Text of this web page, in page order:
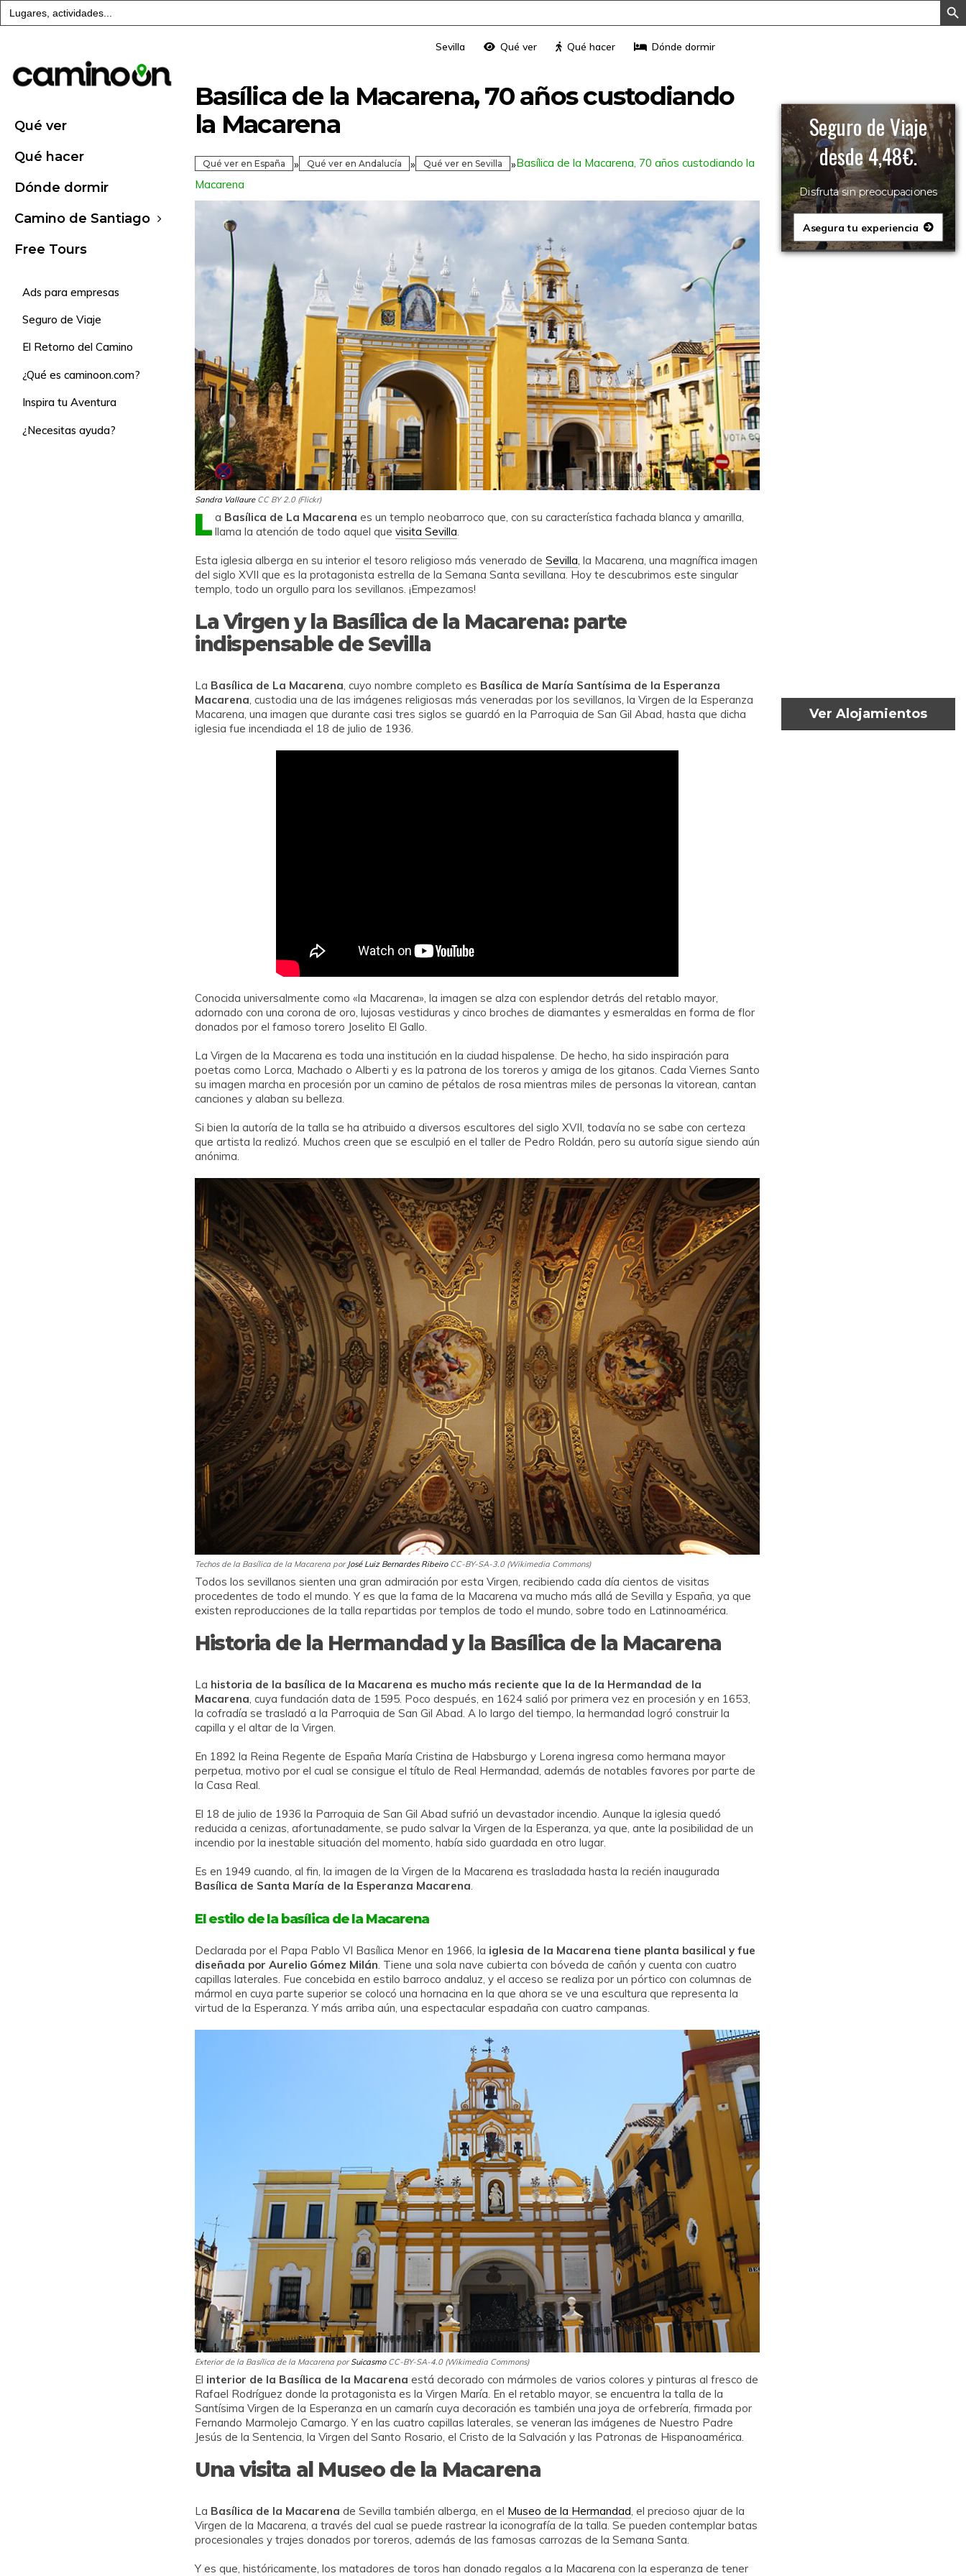
Buscar:
Qué ver
Qué hacer
Dónde dormir
Camino de Santiago
Free Tours
Ads para empresas
Seguro de Viaje
El Retorno del Camino
¿Qué es caminoon.com?
Inspira tu Aventura
¿Necesitas ayuda?
Sevilla Qué ver Qué hacer Dónde dormir
Basílica de la Macarena, 70 años custodiando
la Macarena
Qué ver en España » Qué ver en Andalucía » Qué ver en Sevilla »Basílica de la Macarena, 70 años custodiando la
Macarena
Sandra VallaureCC BY 2.0 (Flickr)
L a Basílica de La Macarena es un templo neobarroco que, con su característica fachada blanca y amarilla,
llama la atención de todo aquel que visita Sevilla.
Esta iglesia alberga en su interior el tesoro religioso más venerado de Sevilla, la Macarena, una magnífica imagen
del siglo XVII que es la protagonista estrella de la Semana Santa sevillana. Hoy te descubrimos este singular
templo, todo un orgullo para los sevillanos. ¡Empezamos!
La Virgen y la Basílica de la Macarena: parte
indispensable de Sevilla
La Basílica de La Macarena, cuyo nombre completo es Basílica de María Santísima de la Esperanza
Macarena, custodia una de las imágenes religiosas más veneradas por los sevillanos, la Virgen de la Esperanza
Macarena, una imagen que durante casi tres siglos se guardó en la Parroquia de San Gil Abad, hasta que dicha
iglesia fue incendiada el 18 de julio de 1936.
Conocida universalmente como «la Macarena», la imagen se alza con esplendor detrás del retablo mayor,
adornado con una corona de oro, lujosas vestiduras y cinco broches de diamantes y esmeraldas en forma de flor
donados por el famoso torero Joselito El Gallo.
La Virgen de la Macarena es toda una institución en la ciudad hispalense. De hecho, ha sido inspiración para
poetas como Lorca, Machado o Alberti y es la patrona de los toreros y amiga de los gitanos. Cada Viernes Santo
su imagen marcha en procesión por un camino de pétalos de rosa mientras miles de personas la vitorean, cantan
canciones y alaban su belleza.
Si bien la autoría de la talla se ha atribuido a diversos escultores del siglo XVII, todavía no se sabe con certeza
que artista la realizó. Muchos creen que se esculpió en el taller de Pedro Roldán, pero su autoría sigue siendo aún
anónima.
Techos de la Basílica de la Macarena porJosé Luiz Bernardes RibeiroCC-BY-SA-3.0 (Wikimedia Commons)
Todos los sevillanos sienten una gran admiración por esta Virgen, recibiendo cada día cientos de visitas
procedentes de todo el mundo. Y es que la fama de la Macarena va mucho más allá de Sevilla y España, ya que
existen reproducciones de la talla repartidas por templos de todo el mundo, sobre todo en Latinnoamérica.
Historia de la Hermandad y la Basílica de la Macarena
La historia de la basílica de la Macarena es mucho más reciente que la de la Hermandad de la
Macarena, cuya fundación data de 1595. Poco después, en 1624 salió por primera vez en procesión y en 1653,
la cofradía se trasladó a la Parroquia de San Gil Abad. A lo largo del tiempo, la hermandad logró construir la
capilla y el altar de la Virgen.
En 1892 la Reina Regente de España María Cristina de Habsburgo y Lorena ingresa como hermana mayor
perpetua, motivo por el cual se consigue el título de Real Hermandad, además de notables favores por parte de
la Casa Real.
El 18 de julio de 1936 la Parroquia de San Gil Abad sufrió un devastador incendio. Aunque la iglesia quedó
reducida a cenizas, afortunadamente, se pudo salvar la Virgen de la Esperanza, ya que, ante la posibilidad de un
incendio por la inestable situación del momento, había sido guardada en otro lugar.
Es en 1949 cuando, al fin, la imagen de la Virgen de la Macarena es trasladada hasta la recién inaugurada
Basílica de Santa María de la Esperanza Macarena.
El estilo de la basílica de la Macarena
Declarada por el Papa Pablo VI Basílica Menor en 1966, la iglesia de la Macarena tiene planta basilical y fue
diseñada por Aurelio Gómez Milán. Tiene una sola nave cubierta con bóveda de cañón y cuenta con cuatro
capillas laterales. Fue concebida en estilo barroco andaluz, y el acceso se realiza por un pórtico con columnas de
mármol en cuya parte superior se colocó una hornacina en la que ahora se ve una escultura que representa la
virtud de la Esperanza. Y más arriba aún, una espectacular espadaña con cuatro campanas.
Exterior de la Basílica de la Macarena porSuicasmoCC-BY-SA-4.0 (Wikimedia Commons)
El interior de la Basílica de la Macarena está decorado con mármoles de varios colores y pinturas al fresco de
Rafael Rodríguez donde la protagonista es la Virgen María. En el retablo mayor, se encuentra la talla de la
Santísima Virgen de la Esperanza en un camarín cuya decoración es también una joya de orfebrería, firmada por
Fernando Marmolejo Camargo. Y en las cuatro capillas laterales, se veneran las imágenes de Nuestro Padre
Jesús de la Sentencia, la Virgen del Santo Rosario, el Cristo de la Salvación y las Patronas de Hispanoamérica.
Una visita al Museo de la Macarena
La Basílica de la Macarena de Sevilla también alberga, en el Museo de la Hermandad, el precioso ajuar de la
Virgen de la Macarena, a través del cual se puede rastrear la iconografía de la talla. Se pueden contemplar batas
procesionales y trajes donados por toreros, además de las famosas carrozas de la Semana Santa.
Y es que, históricamente, los matadores de toros han donado regalos a la Macarena con la esperanza de tener
Seguro de Viaje
desde 4,48€.
Disfruta sin preocupaciones
Asegura tu experiencia
Ver Alojamientos